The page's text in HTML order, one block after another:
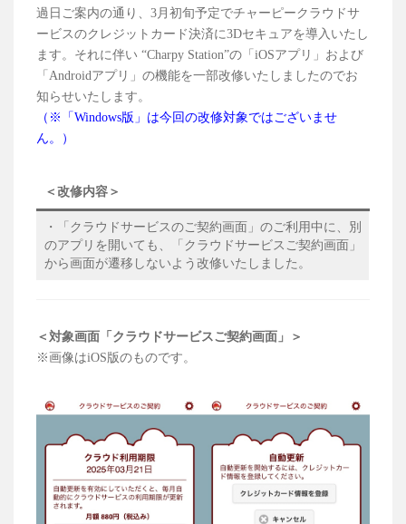
過日ご案内の通り、3月初旬予定でチャーピークラウドサ
ービスのクレジットカード決済に3Dセキュアを導入いたし
ます。それに伴い “Charpy Station”の「iOSアプリ」および
「Androidアプリ」の機能を一部改修いたしましたのでお
知らせいたします。
（※「Windows版」は今回の改修対象ではございませ
ん。）
＜改修内容＞
・「クラウドサービスのご契約画面」のご利用中に、別
のアプリを開いても、「クラウドサービスご契約画面」
から画面が遷移しないよう改修いたしました。
＜対象画面「クラウドサービスご契約画面」＞
※画像はiOS版のものです。